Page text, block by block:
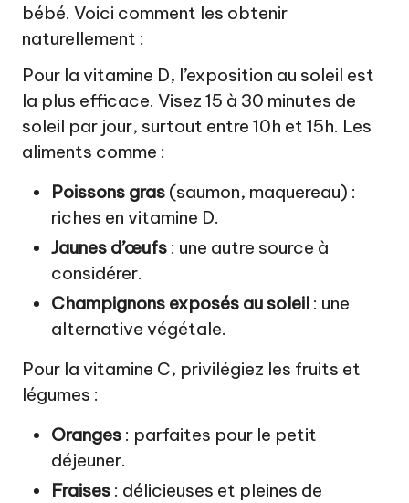
bébé. Voici comment les obtenir
naturellement :
Pour la vitamine D, l’exposition au soleil est
la plus efficace. Visez 15 à 30 minutes de
soleil par jour, surtout entre 10h et 15h. Les
aliments comme :
Poissons gras (saumon, maquereau) :
riches en vitamine D.
Jaunes d’œufs : une autre source à
considérer.
Champignons exposés au soleil : une
alternative végétale.
Pour la vitamine C, privilégiez les fruits et
légumes :
Oranges : parfaites pour le petit
déjeuner.
Fraises : délicieuses et pleines de